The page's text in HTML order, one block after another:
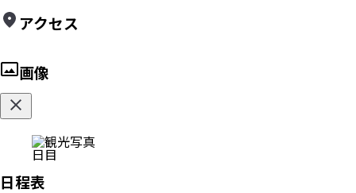
アクセス
画像
日目
日程表